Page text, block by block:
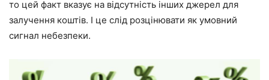
то цей факт вказує на відсутність інших джерел для
залучення коштів. І це слід розцінювати як умовний
сигнал небезпеки.